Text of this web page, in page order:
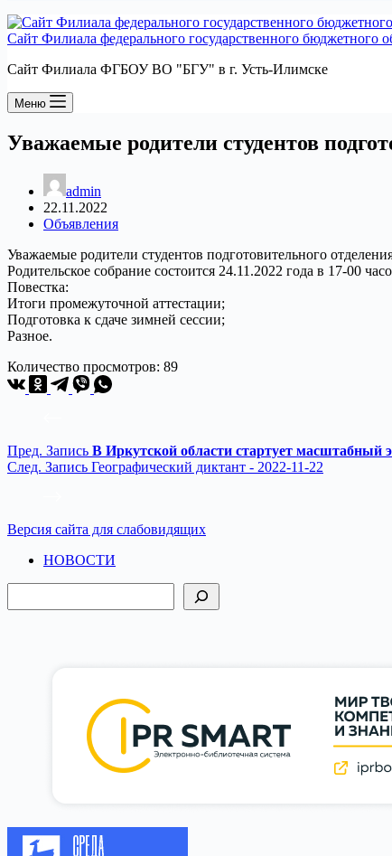
Сайт Филиала федерального государственного бюджетного
Сайт Филиала ФГБОУ ВО "БГУ" в г. Усть-Илимске
Меню
Уважаемые родители студентов
admin
22.11.2022
Объявления
Уважаемые родители студентов подготовительного
Родительское собрание состоится 24.11.2022 года в 17-00
Повестка:
Итоги промежуточной аттестации;
Подготовка к сдаче зимней сессии;
Разное.
Количество просмотров: 89
Пред. Запись В Иркутской области стартует масштабный
След. Запись Географический диктант - 2022-11-22
Версия сайта для слабовидящих
НОВОСТИ